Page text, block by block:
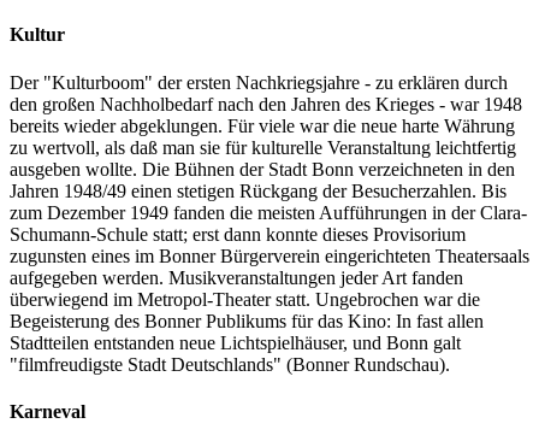
Kultur
Der "Kulturboom" der ersten Nachkriegsjahre - zu erklären durch
den großen Nachholbedarf nach den Jahren des Krieges - war 1948
bereits wieder abgeklungen. Für viele war die neue harte Währung
zu wertvoll, als daß man sie für kulturelle Veranstaltung leichtfertig
ausgeben wollte. Die Bühnen der Stadt Bonn verzeichneten in den
Jahren 1948/49 einen stetigen Rückgang der Besucherzahlen. Bis
zum Dezember 1949 fanden die meisten Aufführungen in der Clara-
Schumann-Schule statt; erst dann konnte dieses Provisorium
zugunsten eines im Bonner Bürgerverein eingerichteten Theatersaals
aufgegeben werden. Musikveranstaltungen jeder Art fanden
überwiegend im Metropol-Theater statt. Ungebrochen war die
Begeisterung des Bonner Publikums für das Kino: In fast allen
Stadtteilen entstanden neue Lichtspielhäuser, und Bonn galt
"filmfreudigste Stadt Deutschlands" (Bonner Rundschau).
Karneval